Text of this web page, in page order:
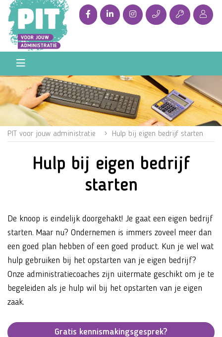
PIT voor jouw administratie Hulp bij eigen bedrijf starten
Hulp bij eigen bedrijf
starten
De knoop is eindelijk doorgehakt! Je gaat een eigen bedrijf
starten. Maar nu? Ondernemen is immers zoveel meer dan
een goed plan hebben of een goed product. Kun je wel wat
hulp gebruiken bij het opstarten van je eigen bedrijf?
Onze administratiecoaches zijn uitermate geschikt om je te
begeleiden als je hulp wil bij het opstarten van je eigen
zaak.
Gratis kennismakingsgesprek?